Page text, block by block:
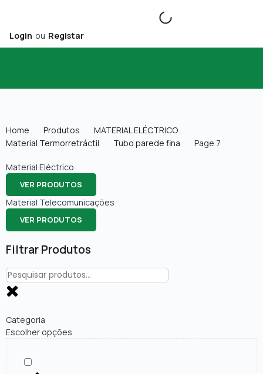
Login ou Registar
Home Produtos
MATERIAL ELÉCTRICO
Material Termorretráctil
Tubo parede fina Page 7
Filtrar Produtos
Categoria
Escolher opções
Material Eléctrico
VER PRODUTOS
Material Telecomunicações
VER PRODUTOS